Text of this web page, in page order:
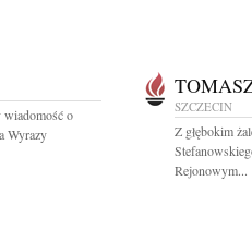
wiadomość o
Wyrazy
SZCZECIN
Z głębokim
Rejonowym...